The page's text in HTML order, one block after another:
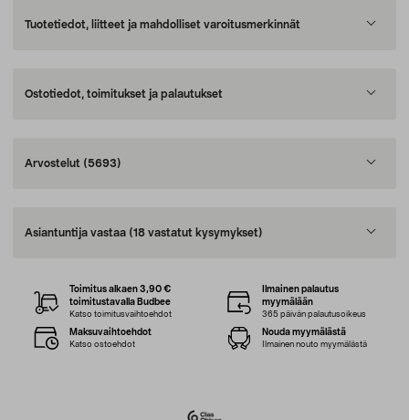
Tuotetiedot, liitteet ja mahdolliset varoitusmerkinnät
Ostotiedot, toimitukset ja palautukset
Arvostelut (5693)
Asiantuntija vastaa (18 vastatut kysymykset)
Toimitus alkaen 3,90 €
toimitustavalla Budbee
Katso toimitusvaihtoehdot
Ilmainen palautus
myymälään
365 päivän palautusoikeus
Maksuvaihtoehdot
Katso ostoehdot
Nouda myymälästä
Ilmainen nouto myymälästä